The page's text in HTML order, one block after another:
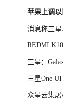
苹果上调
消息称三
REDMI
三星：
三星One
众星云集屠